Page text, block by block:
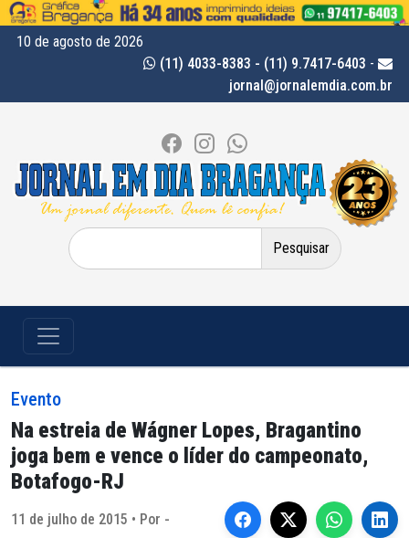
10 de agosto de 2026
(11) 4033-8383 - (11) 9.7417-6403 -
jornal@jornalemdia.com.br
Pesquisar
por:
Evento
Na estreia de Wágner Lopes, Bragantino
joga bem e vence o líder do campeonato,
Botafogo-RJ
11 de julho de 2015 • Por -